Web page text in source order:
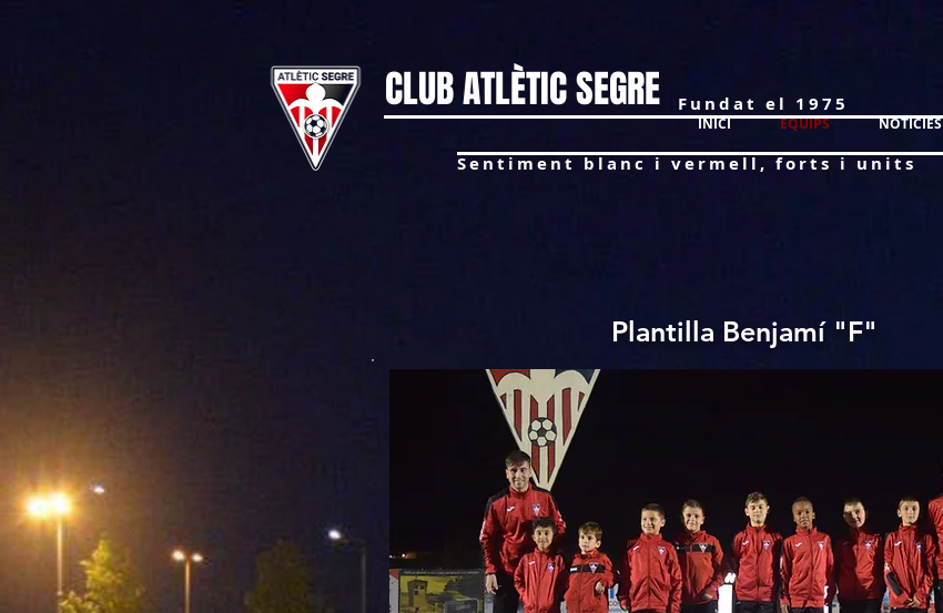
CLUB ATLÈTIC SEGRE Fundat el 1975
Sentiment blanc i vermell, forts i units
Plantilla Benjamí "F"
INICI EQUIPS NOTÍCIES